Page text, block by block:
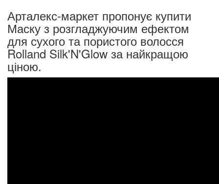
Арталекс-маркет пропонує купити
Маску з розгладжуючим ефектом
для сухого та пористого волосся
Rolland Silk'N'Glow за найкращою
ціною.